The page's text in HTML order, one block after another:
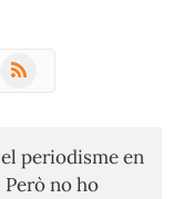
RSS
periodisme en
no ho